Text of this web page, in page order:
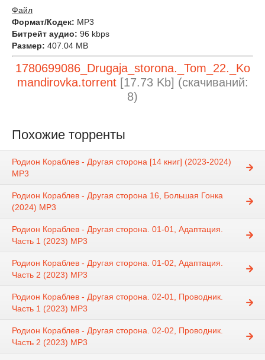
Файл
Формат/Кодек: МР3
Битрейт аудио: 96 kbps
Размер: 407.04 MB
1780699086_Drugaja_storona._Tom_22._Ko
mandirovka.torrent[17.73 Kb] (cкачиваний:
8)
Похожие торренты
Родион Кораблев - Другая сторона [14 книг] (2023-2024)
МР3
Родион Кораблев - Другая сторона 16, Большая Гонка
(2024) МР3
Родион Кораблев - Другая сторона. 01-01, Адаптация.
Часть 1 (2023) МР3
Родион Кораблев - Другая сторона. 01-02, Адаптация.
Часть 2 (2023) МР3
Родион Кораблев - Другая сторона. 02-01, Проводник.
Часть 1 (2023) МР3
Родион Кораблев - Другая сторона. 02-02, Проводник.
Часть 2 (2023) МР3